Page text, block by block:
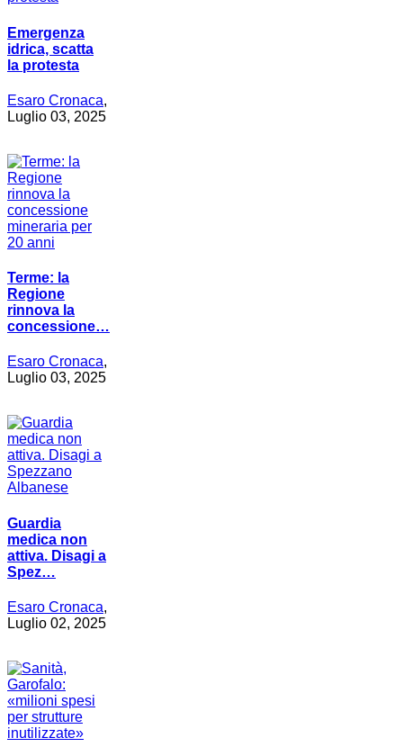
Emergenza
idrica, scatta
la protesta
Esaro Cronaca,
Luglio 03, 2025
Terme: la
Regione
rinnova la
concessione…
Esaro Cronaca,
Luglio 03, 2025
Guardia
medica non
attiva. Disagi a
Spez…
Esaro Cronaca,
Luglio 02, 2025